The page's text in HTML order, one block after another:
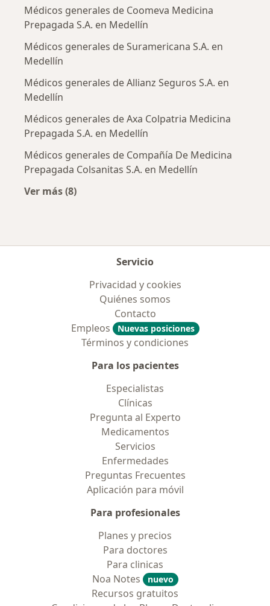
Médicos generales de Coomeva Medicina
Prepagada S.A. en Medellín
Médicos generales de Suramericana S.A. en
Medellín
Médicos generales de Allianz Seguros S.A. en
Medellín
Médicos generales de Axa Colpatria Medicina
Prepagada S.A. en Medellín
Médicos generales de Compañía De Medicina
Prepagada Colsanitas S.A. en Medellín
Ver más (8)
Servicio
Privacidad y cookies
Quiénes somos
Contacto
Empleos
Nuevas posiciones
Términos y condiciones
Para los pacientes
Especialistas
Clínicas
Pregunta al Experto
Medicamentos
Servicios
Enfermedades
Preguntas Frecuentes
Aplicación para móvil
Para profesionales
Planes y precios
Para doctores
Para clinicas
Noa Notes
nuevo
Recursos gratuitos